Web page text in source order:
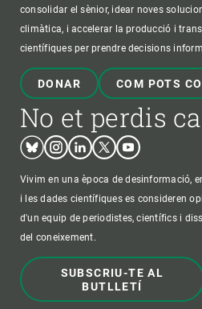
consolidar el sènior, idear noves
climàtica, i accelerar la producció i
científiques per prendre decisions
DONAR COM POTS
No et perdis
BlueskyInstagram
LinkedinTwitterYoutube
Vivim en una època de desinformació,
i les dades científiques es consideren
d'un equip de periodistes, científics i
del coneixement.
SUBSCRIU-TE AL
BUTLLETÍ